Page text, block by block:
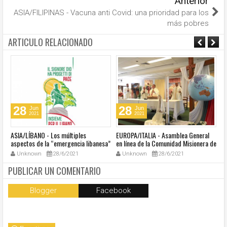
ASIA/FILIPINAS - Vacuna anti Covid: una prioridad para los
más pobres
ARTICULO RELACIONADO
28 Jun
2021
ASIA/LÍBANO - Los múltiples
aspectos de la “emergencia libanesa”
al centro de la cumbre eclesial
convocada por el Papa Francisco
Unknown 28/6/2021
28 Jun
2021
EUROPA/ITALIA - Asamblea General
en línea de la Comunidad Misionera de
Villaregia
Unknown 28/6/2021
PUBLICAR UN COMENTARIO
Blogger Facebook